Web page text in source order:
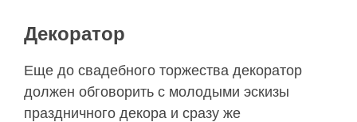
Декоратор
Еще до свадебного торжества декоратор
должен обговорить с молодыми эскизы
праздничного декора и сразу же